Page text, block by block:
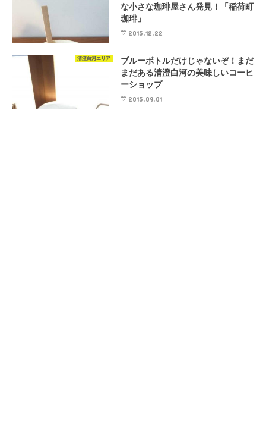
な小さな珈琲屋さん発見！「稲荷町
珈琲」
2015.12.22
清澄白河エリア
ブルーボトルだけじゃないぞ！まだ
まだある清澄白河の美味しいコーヒ
ーショップ
2015.09.01